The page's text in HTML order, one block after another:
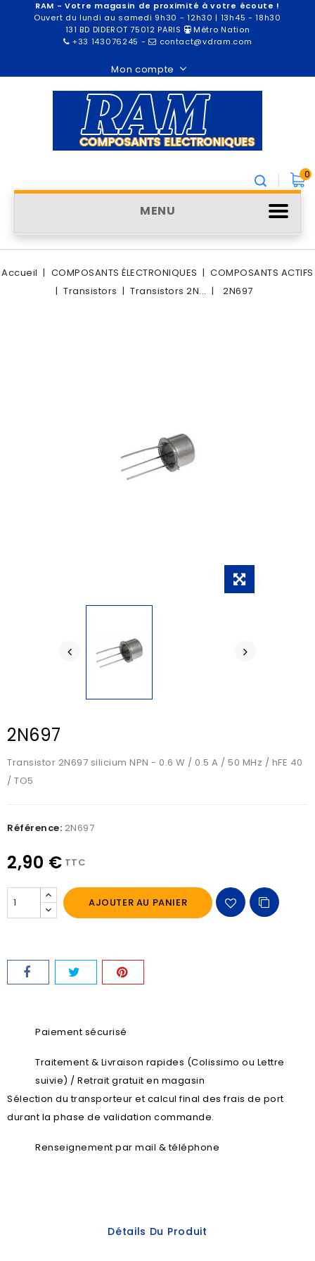
RAM - Votre magasin de proximité à votre écoute !
Ouvert du lundi au samedi 9h30 - 12h30 | 13h45 - 18h30
131 BD DIDEROT 75012 PARIS
Métro Nation
+33 143076245 - contact@vdram.com
Mon compte
0
MENU
Accueil COMPOSANTS ÉLECTRONIQUES
COMPOSANTS ACTIFS
Transistors
Transistors 2N... 2N697
2N697
Transistor 2N697 silicium NPN - 0.6 W / 0.5 A / 50 MHz / hFE 40
/ TO5
Référence: 2N697
2,90 € TTC
AJOUTER AU PANIER
Paiement sécurisé
Traitement & Livraison rapides (Colissimo ou Lettre
suivie) / Retrait gratuit en magasin
Sélection du transporteur et calcul final des frais de port
durant la phase de validation commande.
Renseignement par mail & téléphone
Détails Du Produit